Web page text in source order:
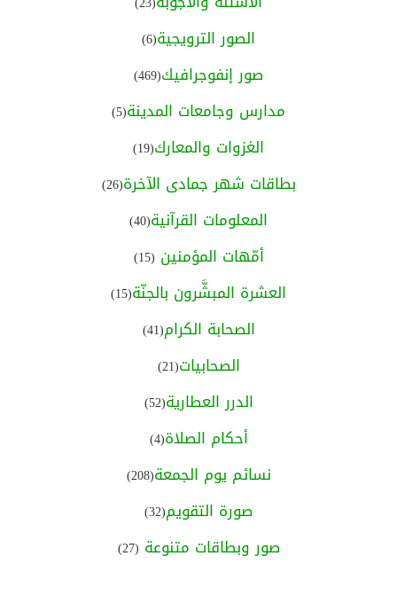
الصور الترويجية(6)
صور إنفوجرافيك(469)
مدارس وجامعات المدينة(5)
الغزوات والمعارك(19)
بطاقات شهر جمادى الآخرة(26)
المعلومات القرآنية(40)
أمّهات المؤمنين (15)
العشرة المبشَّرون بالجنّة(15)
الصحابة الكرام(41)
الصحابيات(21)
الدرر العطارية(52)
أحكام الصلاة(4)
نسائم يوم الجمعة(208)
صورة التقويم(32)
صور وبطاقات متنوعة (27)